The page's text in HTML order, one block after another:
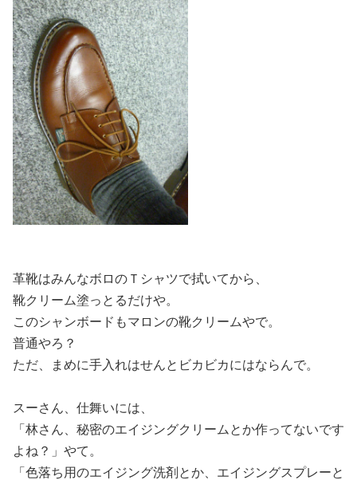
革靴はみんなボロのＴシャツで拭いてから、
靴クリーム塗っとるだけや。
このシャンボードもマロンの靴クリームやで。
普通やろ？
ただ、まめに手入れはせんとビカビカにはならんで。
スーさん、仕舞いには、
「林さん、秘密のエイジングクリームとか作ってないです
よね？」やて。
「色落ち用のエイジング洗剤とか、エイジングスプレーと